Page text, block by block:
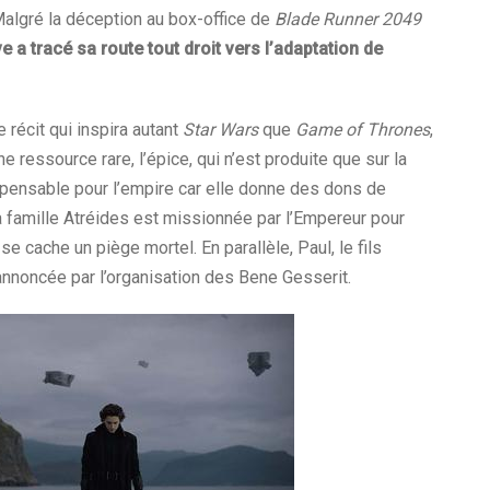
la déception au box-office de Blade Runner 2049
a tracé sa route tout droit vers l’adaptation de
récit qui inspira autant Star Warsque Game of Thrones,
ressource rare, l’épice, qui n’est produite que sur la
pour l’empire car elle donne des dons de
Atréides est missionnée par l’Empereur pour
cache un piège mortel. En parallèle, Paul, le fils
par l’organisation des Bene Gesserit.